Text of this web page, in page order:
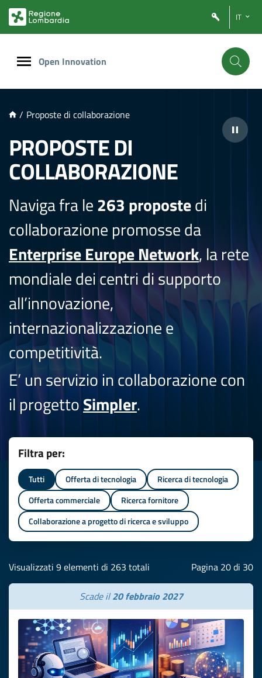
PRINCIPALE
IT
Open Innovation
/ Proposte di collaborazione
PROPOSTE DI
COLLABORAZIONE
Naviga fra le263 propostedi
collaborazione promosse da
Enterprise Europe Network, la rete
mondiale dei centri di supporto
all’innovazione,
internazionalizzazione e
competitività.
E’ un servizio in collaborazione con
il progettoSimpler.
Filtra per:
Tutti Offerta di tecnologia
Ricerca di tecnologia
Offerta commerciale
Ricerca fornitore
Collaborazione a progetto di ricerca e sviluppo
Visualizzati 9 elementi di 263 totali Pagina 20 di 30
Scade il20 febbraio 2027